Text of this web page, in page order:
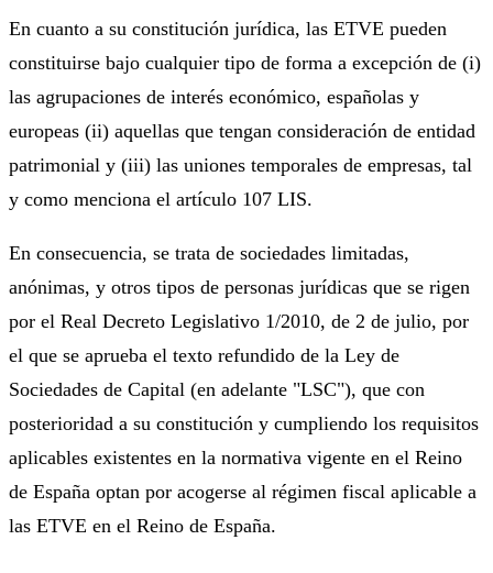
En cuanto a su constitución jurídica, las ETVE pueden
constituirse bajo cualquier tipo de forma a excepción de (i)
las agrupaciones de interés económico, españolas y
europeas (ii) aquellas que tengan consideración de entidad
patrimonial y (iii) las uniones temporales de empresas, tal
y como menciona el artículo 107 LIS.
En consecuencia, se trata de sociedades limitadas,
anónimas, y otros tipos de personas jurídicas que se rigen
por el Real Decreto Legislativo 1/2010, de 2 de julio, por
el que se aprueba el texto refundido de la Ley de
Sociedades de Capital (en adelante "LSC"), que con
posterioridad a su constitución y cumpliendo los requisitos
aplicables existentes en la normativa vigente en el Reino
de España optan por acogerse al régimen fiscal aplicable a
las ETVE en el Reino de España.